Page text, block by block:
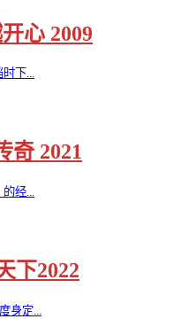
心 2009
时下...
奇 2021
的经...
下2022
身定...